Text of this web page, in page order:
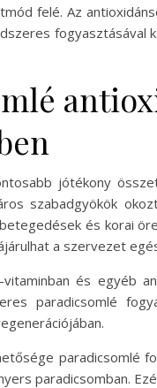
felé. Az
fogyasztásával
jótékony
szabadgyökök
és korai
a szervezet
és egyéb
paradicsomlé
paradicsomlé
paradicsomban.